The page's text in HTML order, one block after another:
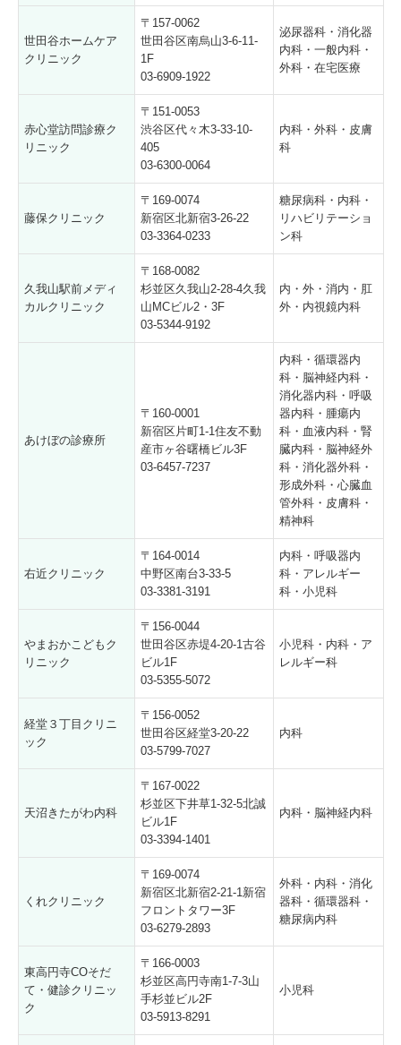
世田谷ホームケア
クリニック
〒157-0062
世田谷区南烏山3-6-11-
1F
03-6909-1922
泌尿器科・消化器
内科・一般内科・
外科・在宅医療
赤心堂訪問診療ク
リニック
〒151-0053
渋谷区代々木3-33-10-
405
03-6300-0064
内科・外科・皮膚
科
藤保クリニック
〒169-0074
新宿区北新宿3-26-22
03-3364-0233
糖尿病科・内科・
リハビリテーショ
ン科
久我山駅前メディ
カルクリニック
〒168-0082
杉並区久我山2-28-4久我
山MCビル2・3F
03-5344-9192
内・外・消内・肛
外・内視鏡内科
あけぼの診療所
〒160-0001
新宿区片町1-1住友不動
産市ヶ谷曙橋ビル3F
03-6457-7237
内科・循環器内
科・脳神経内科・
消化器内科・呼吸
器内科・腫瘍内
科・血液内科・腎
臓内科・脳神経外
科・消化器外科・
形成外科・心臓血
管外科・皮膚科・
精神科
右近クリニック
〒164-0014
中野区南台3-33-5
03-3381-3191
内科・呼吸器内
科・アレルギー
科・小児科
やまおかこどもク
リニック
〒156-0044
世田谷区赤堤4-20-1古谷
ビル1F
03-5355-5072
小児科・内科・ア
レルギー科
経堂３丁目クリニ
ック
〒156-0052
世田谷区経堂3-20-22
03-5799-7027
内科
天沼きたがわ内科
〒167-0022
杉並区下井草1-32-5北誠
ビル1F
03-3394-1401
内科・脳神経内科
くれクリニック
〒169-0074
新宿区北新宿2-21-1新宿
フロントタワー3F
03-6279-2893
外科・内科・消化
器科・循環器科・
糖尿病内科
東高円寺COそだ
て・健診クリニッ
ク
〒166-0003
杉並区高円寺南1-7-3山
手杉並ビル2F
03-5913-8291
小児科